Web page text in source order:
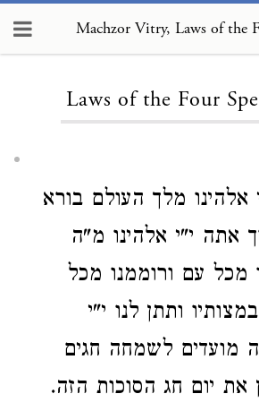
Laws of the Four
אלהינו מלך העולם בורא
אתה י"י אלהינו מ"ה
עם ורוממנו מכל
ותתן לנו י"י
מועדים לשמחה חגים
את יום חג הסוכות הזה.